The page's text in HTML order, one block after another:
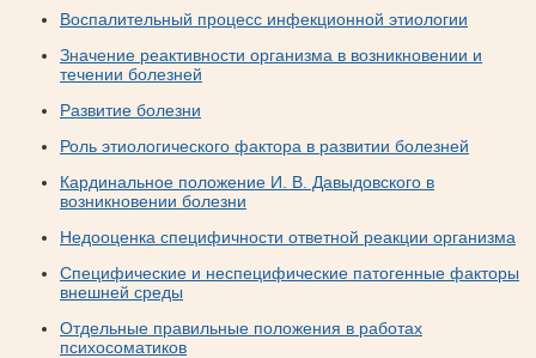
Воспалительный процесс инфекционной этиологии
Значение реактивности организма в возникновении и
течении болезней
Развитие болезни
Роль этиологического фактора в развитии болезней
Кардинальное положение И. В. Давыдовского в
возникновении болезни
Недооценка специфичности ответной реакции организма
Специфические и неспецифические патогенные факторы
внешней среды
Отдельные правильные положения в работах
психосоматиков